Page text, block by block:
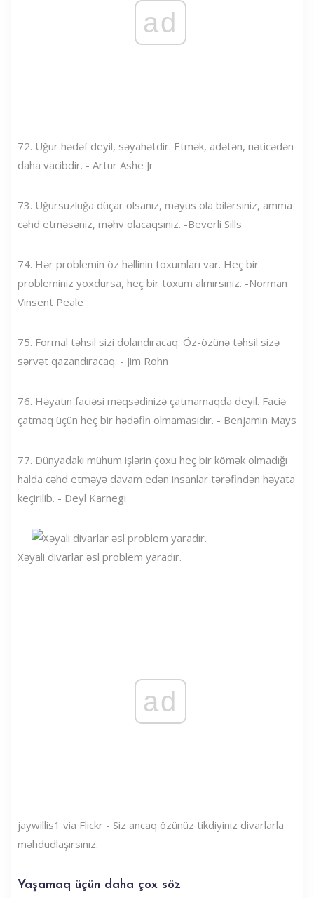
ad
72. Uğur hədəf deyil, səyahətdir. Etmək, adətən, nəticədən
daha vacibdir. - Artur Ashe Jr
73. Uğursuzluğa düçar olsanız, məyus ola bilərsiniz, amma
cəhd etməsəniz, məhv olacaqsınız. -Beverli Sills
74. Hər problemin öz həllinin toxumları var. Heç bir
probleminiz yoxdursa, heç bir toxum almırsınız. -Norman
Vinsent Peale
75. Formal təhsil sizi dolandıracaq. Öz-özünə təhsil sizə
sərvət qazandıracaq. - Jim Rohn
76. Həyatın faciəsi məqsədinizə çatmamaqda deyil. Faciə
çatmaq üçün heç bir hədəfin olmamasıdır. - Benjamin Mays
77. Dünyadakı mühüm işlərin çoxu heç bir kömək olmadığı
halda cəhd etməyə davam edən insanlar tərəfindən həyata
keçirilib. - Deyl Karnegi
Xəyali divarlar əsl problem yaradır.
ad
jaywillis1 via Flickr - Siz ancaq özünüz tikdiyiniz divarlarla
məhdudlaşırsınız.
Yaşamaq üçün daha çox söz